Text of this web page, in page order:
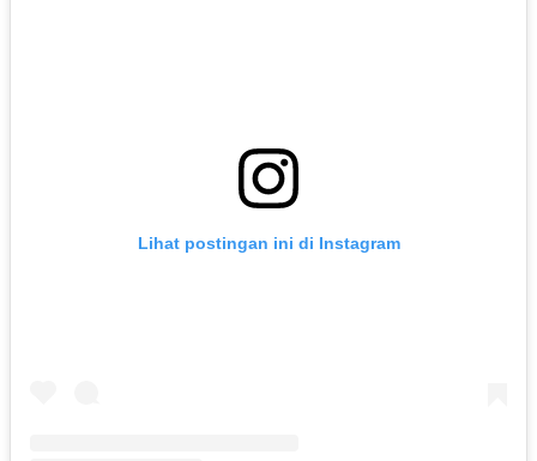
Lihat postingan ini di Instagram